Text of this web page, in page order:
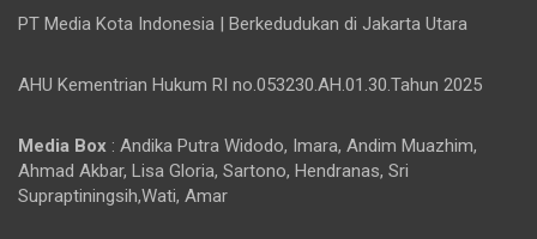
PT Media Kota Indonesia | Berkedudukan di Jakarta Utara
AHU Kementrian Hukum RI no.053230.AH.01.30.Tahun 2025
Media Box : Andika Putra Widodo, Imara, Andim Muazhim,
Ahmad Akbar, Lisa Gloria, Sartono, Hendranas, Sri
Supraptiningsih,Wati, Amar